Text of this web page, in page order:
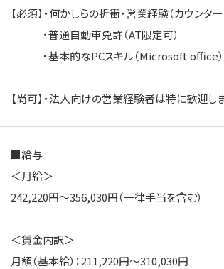
【必須】・何かしらの折衝・営業経験（カウンター
・普通自動車免許（AT限定可）
・基本的なPCスキル（Microsoft office）
【尚可】・法人向けの営業経験者は特に歓迎しま
■給与
＜月給＞
242,220円～356,030円（一律手当を含む）
＜賃金内訳＞
月額（基本給）：211,220円～310,030円